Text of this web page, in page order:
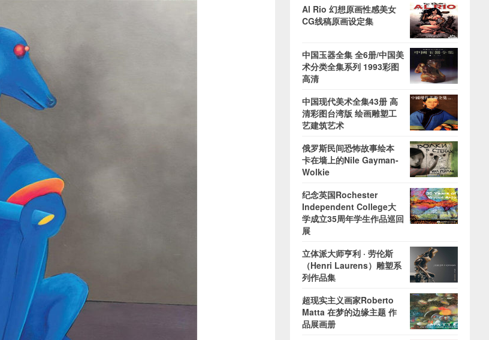
Al Rio 幻想原画性感美女
CG线稿原画设定集
中国玉器全集 全6册/中国美
术分类全集系列 1993彩图
高清
中国现代美术全集43册 高
清彩图台湾版 绘画雕塑工
艺建筑艺术
俄罗斯民间恐怖故事绘本
卡在墙上的Nile Gayman-
Wolkie
纪念英国Rochester
Independent College大
学成立35周年学生作品巡回
展
立体派大师亨利 · 劳伦斯
（Henri Laurens）雕塑系
列作品集
超现实主义画家Roberto
Matta 在梦的边缘主题 作
品展画册